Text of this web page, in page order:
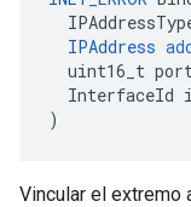
IPAddress
uint16_t
InterfaceId
)
Vincular el extremo